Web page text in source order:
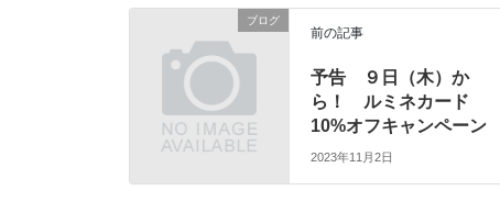
ブログ
前の記事
予告 ９日（木）か
ら！ ルミネカード
10%オフキャンペーン
2023年11月2日